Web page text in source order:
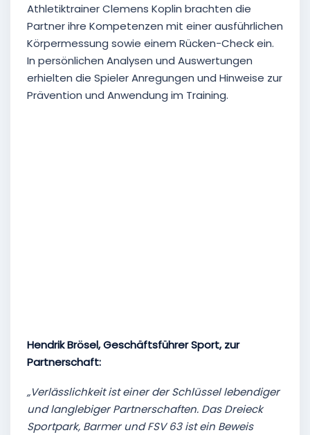
Athletiktrainer Clemens Koplin brachten die
Partner ihre Kompetenzen mit einer ausführlichen
Körpermessung sowie einem Rücken-Check ein.
In persönlichen Analysen und Auswertungen
erhielten die Spieler Anregungen und Hinweise zur
Prävention und Anwendung im Training.
Hendrik Brösel, Geschäftsführer Sport, zur
Partnerschaft:
„Verlässlichkeit ist einer der Schlüssel lebendiger
und langlebiger Partnerschaften. Das Dreieck
Sportpark, Barmer und FSV 63 ist ein Beweis